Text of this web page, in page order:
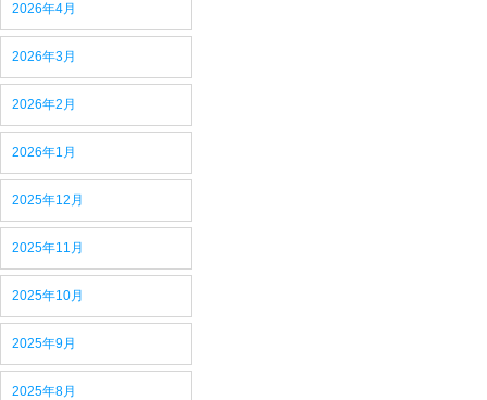
2026年4月
2026年3月
2026年2月
2026年1月
2025年12月
2025年11月
2025年10月
2025年9月
2025年8月